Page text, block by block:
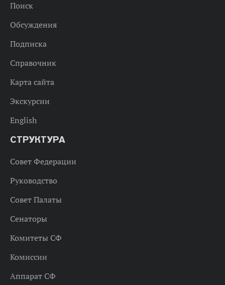
Поиск
Обсуждения
Подписка
Справочник
Карта сайта
Экскурсии
English
СТРУКТУРА
Совет Федерации
Руководство
Совет Палаты
Сенаторы
Комитеты СФ
Комиссии
Аппарат СФ